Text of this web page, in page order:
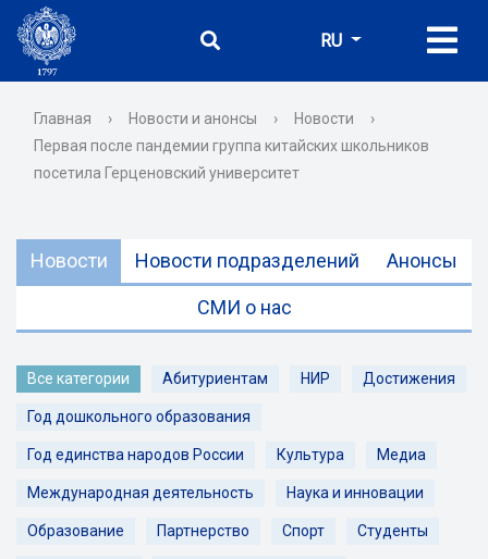
RU
Главная › Новости и анонсы › Новости
›
Первая после пандемии группа китайских школьников
посетила Герценовский университет
Новости Новости подразделений Анонсы
СМИ о нас
Все категории Абитуриентам НИР Достижения
Год дошкольного образования
Год единства народов России Культура Медиа
Международная деятельность Наука и инновации
Образование Партнерство Спорт Студенты